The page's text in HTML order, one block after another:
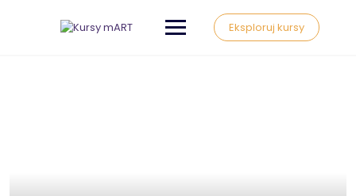
Eksploruj kursy